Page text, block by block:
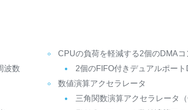
波数
CPUの負荷を軽減する2個のDMAコ
2個のFIFO付きデュアルポート
数値演算アクセラレータ
三角関数演算アクセラレータ（